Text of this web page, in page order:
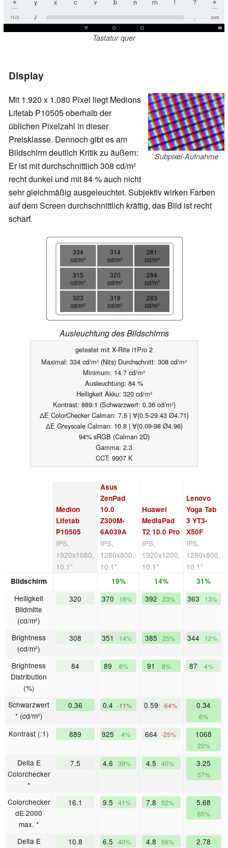
Tastatur quer
Display
Subpixel-Aufnahme
Mit 1.920 x 1.080 Pixel liegt Medions
Lifetab P10505 oberhalb der
üblichen Pixelzahl in dieser
Preisklasse. Dennoch gibt es am
Bildschirm deutlich Kritik zu äußern:
Er ist mit durchschnittlich 308 cd/m²
recht dunkel und mit 84 % auch nicht
sehr gleichmäßig ausgeleuchtet. Subjektiv wirken Farben
auf dem Screen durchschnittlich kräftig, das Bild ist recht
scharf.
334
cd/m²
314
cd/m²
281
cd/m²
315
cd/m²
320
cd/m²
284
cd/m²
323
cd/m²
318
cd/m²
283
cd/m²
Ausleuchtung des Bildschirms
getestet mit X-Rite i1Pro 2
Maximal: 334 cd/m² (Nits) Durchschnitt: 308 cd/m²
Minimum: 14.7 cd/m²
Ausleuchtung: 84 %
Helligkeit Akku: 320 cd/m²
Kontrast: 889:1 (Schwarzwert: 0.36 cd/m²)
ΔE ColorChecker Calman: 7.5 | ∀{0.5-29.43 Ø4.71}
ΔE Greyscale Calman: 10.8 | ∀{0.09-98 Ø4.96}
94% sRGB (Calman 2D)
Gamma: 2.3
CCT: 9907 K
Medion
Lifetab
P10505
IPS,
1920x1080,
10.1"
Asus
ZenPad
10.0
Z300M-
6A039A
IPS,
1280x800,
10.1"
Huawei
MediaPad
T2 10.0 Pro
IPS,
1920x1200,
10.1"
Lenovo
Yoga Tab
3 YT3-
X50F
IPS,
1280x800,
10.1"
Bildschirm 19% 14% 31%
Helligkeit
Bildmitte
(cd/m²)
320 370 16% 392 23% 363 13%
Brightness
(cd/m²)
308 351 14% 385 25% 344 12%
Brightness
Distribution
(%)
84 89 6% 91 8% 87 4%
Schwarzwert
* (cd/m²)
0.36 0.4 -11% 0.59 -64% 0.34
6%
Kontrast (:1) 889 925 4% 664 -25% 1068
20%
Delta E
Colorchecker
*
7.5 4.6 39% 4.5 40% 3.25
57%
Colorchecker
dE 2000
max. *
16.1 9.5 41% 7.8 52% 5.68
65%
Delta E
10.8 6.5 40% 4.8 56% 2.78